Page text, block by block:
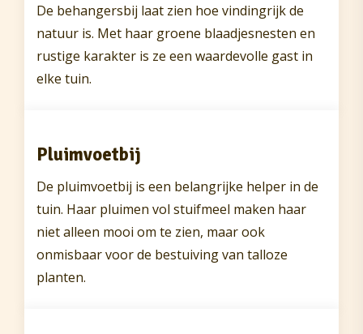
De behangersbij laat zien hoe vindingrijk de
natuur is. Met haar groene blaadjesnesten en
rustige karakter is ze een waardevolle gast in
elke tuin.
Pluimvoetbij
De pluimvoetbij is een belangrijke helper in de
tuin. Haar pluimen vol stuifmeel maken haar
niet alleen mooi om te zien, maar ook
onmisbaar voor de bestuiving van talloze
planten.